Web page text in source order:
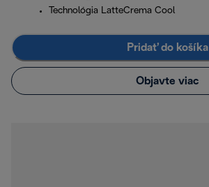
Technológia LatteCrema Cool
Pridať do košíka
Objavte viac